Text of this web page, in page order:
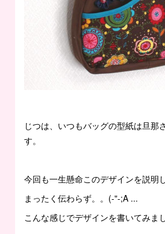
じつは、いつもバッグの型紙は旦那
す。
今回も一生懸命このデザインを説明
まったく伝わらず。。(-"-;A ...
こんな感じでデザインを書いてみまし